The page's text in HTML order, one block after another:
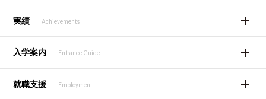
実績 Achievements
入学案内 Entrance Guide
就職支援 Employment